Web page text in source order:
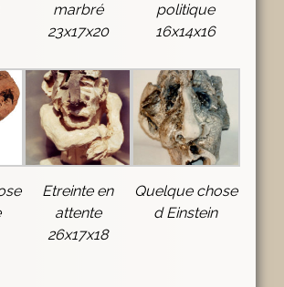
marbré
23x17x20
politique
16x14x16
Etreinte en
attente
26x17x18
Quelque chose
d Einstein